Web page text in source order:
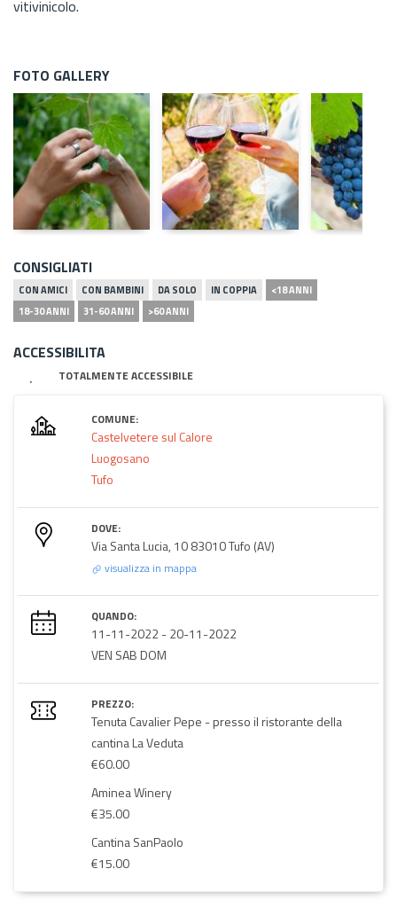
vitivinicolo.
FOTO GALLERY
CONSIGLIATI
CON AMICI CON BAMBINI DA SOLO IN COPPIA
<18 ANNI
18-30 ANNI
31-60 ANNI >60 ANNI
ACCESSIBILITA
TOTALMENTE ACCESSIBILE
COMUNE:
Castelvetere sul Calore
Luogosano
Tufo
DOVE:
Via Santa Lucia, 10 83010 Tufo (AV)
visualizza in mappa
QUANDO:
11-11-2022-20-11-2022
VEN SAB DOM
PREZZO:
Tenuta Cavalier Pepe - presso il ristorante della
cantina La Veduta
€60.00
Aminea Winery
€35.00
Cantina SanPaolo
€15.00